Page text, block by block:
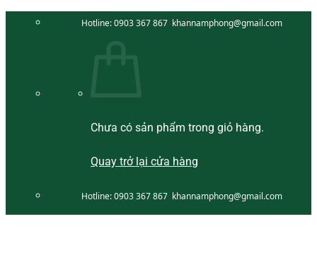
Hotline:0903 367 867 khannamphong@gmail.com
Chưa có sản phẩm trong giỏ hàng.
Quay trở lại cửa hàng
Hotline:0903 367 867 khannamphong@gmail.com